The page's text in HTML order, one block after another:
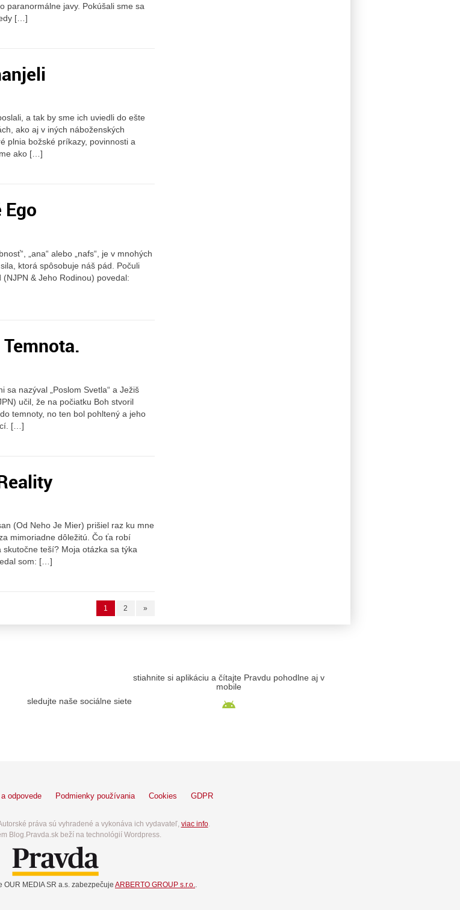
paranormálne javy. Pokúšali sme sa
[…]
a tak by sme ich uviedli do ešte
ako aj v iných náboženských
plnia božské príkazy, povinnosti a
ako […]
„ana“ alebo „nafs“, je v mnohých
ktorá spôsobuje náš pád. Počuli
& Jeho Rodinou) povedal:
sa nazýval „Poslom Svetla“ a Ježiš
učil, že na počiatku Boh stvoril
temnoty, no ten bol pohltený a jeho
[…]
(Od Neho Je Mier) prišiel raz ku mne
mimoriadne dôležitú. Čo ťa robí
teší? Moja otázka sa týka
som: […]
1 2 »
sledujte naše sociálne siete
stiahnite si aplikáciu a čítajte Pravdu pohodlne aj v
mobile
odpovede Podmienky používania Cookies GDPR
práva sú vyhradené a vykonáva ich vydavateľ, viac info.
Blog.Pravda.sk beží na technológií Wordpress.
OUR MEDIA SR a.s. zabezpečuje ARBERTO GROUP s.r.o..